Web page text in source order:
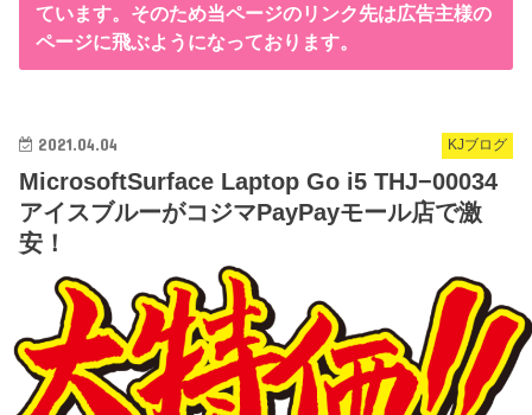
ています。そのため当ページのリンク先は広告主様の
ページに飛ぶようになっております。
KJブログ
2021.04.04
MicrosoftSurface Laptop Go i5 THJ−00034
アイスブルーがコジマPayPayモール店で激
安！